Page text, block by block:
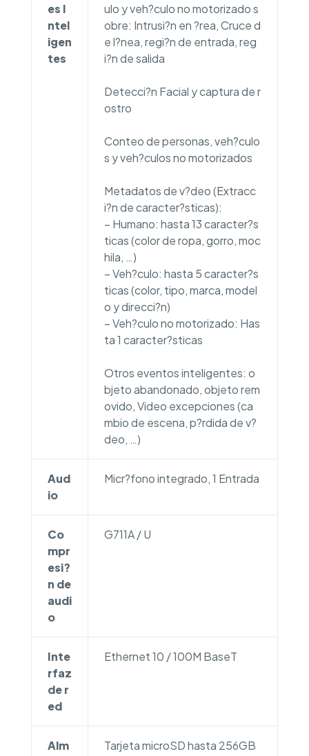
es I
ntel
igen
tes
ulo y veh?culo no motorizado s
obre: Intrusi?n en ?rea, Cruce d
e l?nea, regi?n de entrada, reg
i?n de salida
Detecci?n Facial y captura de r
ostro
Conteo de personas, veh?culo
s y veh?culos no motorizados
Metadatos de v?deo (Extracc
i?n de caracter?sticas):
– Humano: hasta 13 caracter?s
ticas (color de ropa, gorro, moc
hila, …)
– Veh?culo: hasta 5 caracter?s
ticas (color, tipo, marca, model
o y direcci?n)
– Veh?culo no motorizado: Has
ta 1 caracter?sticas
Otros eventos inteligentes: o
bjeto abandonado, objeto rem
ovido, Video excepciones (ca
mbio de escena, p?rdida de v?
deo, …)
Aud
io
Micr?fono integrado, 1 Entrada
Co
mpr
esi?
n de
audi
o
G711A / U
Inte
rfaz
de r
ed
Ethernet 10 / 100M BaseT
Alm
Tarjeta microSD hasta 256GB